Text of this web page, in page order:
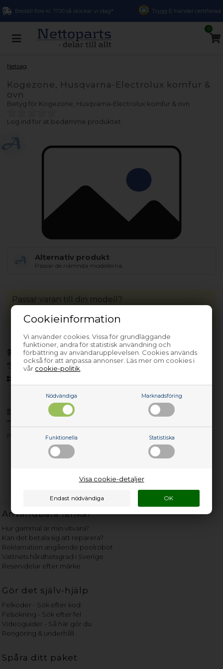
Cookieinformation
Vi använder cookies. Vissa för grundläggande
funktioner, andra för statistisk användning och
förbättring av användarupplevelsen. Cookies används
också för att anpassa annonser. Läs mer om cookies i
vår cookie-politik
Nödvändiga Marknadsföring
Funktionella Statistiska
Visa cookie-detaljer
Beställ före kl. 17.00 så skickar vi idag* Trygg E-handel certifierad
0
Netsag
Kogezone, Husqvarna-Electrolux komfur &
ovn
Betyg för Kogezone, Husqvarna-Electrolux komfur & ovn
Log ind for at bedømme produktet
Alternativ produkt
Passar de nämnda modellerna.
Produktinfo
Pnc9479702-09
Finns i lager(Lev. 1-3 arbetsdagar)
30 dagars returrätt
Passar varan till din modell?
Användbara länkar
Hur gammal är min vitvara?
Kan det betala sig att reparera?
Reklamation angående poolrobot
Vattnets hårdhetsgrad i Sverige
Reservdelar efter märke
Gör det själv-hjälp
Felkoder - Sök efter kod
Felsökning - Sök efter fel
Videoguider - Så här gör du
Rengöring & underhåll
Spåra ditt paket